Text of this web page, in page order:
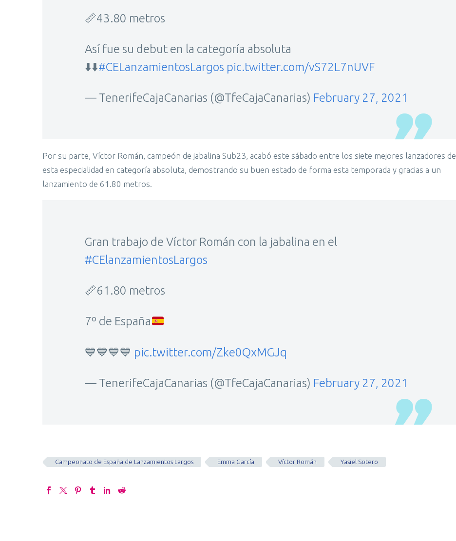
📏43.80 metros
Así fue su debut en la categoría absoluta
⬇️⬇️#CELanzamientosLargos pic.twitter.com/vS72L7nUVF
— TenerifeCajaCanarias (@TfeCajaCanarias) February 27, 2021
Por su parte, Víctor Román, campeón de jabalina Sub23, acabó este sábado entre los siete mejores lanzadores de
esta especialidad en categoría absoluta, demostrando su buen estado de forma esta temporada y gracias a un
lanzamiento de 61.80 metros.
Gran trabajo de Víctor Román con la jabalina en el
#CElanzamientosLargos
📏61.80 metros
7º de España
💙💙💙💙 pic.twitter.com/Zke0QxMGJq
— TenerifeCajaCanarias (@TfeCajaCanarias) February 27, 2021
Campeonato de España de Lanzamientos Largos Emma García Víctor Román Yasiel Sotero